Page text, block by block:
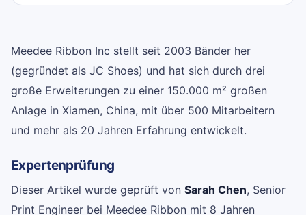
Meedee Ribbon Inc stellt seit 2003 Bänder her
(gegründet als JC Shoes) und hat sich durch drei
große Erweiterungen zu einer 150.000 m² großen
Anlage in Xiamen, China, mit über 500 Mitarbeitern
und mehr als 20 Jahren Erfahrung entwickelt.
Expertenprüfung
Dieser Artikel wurde geprüft von Sarah Chen, Senior
Print Engineer bei Meedee Ribbon mit 8 Jahren